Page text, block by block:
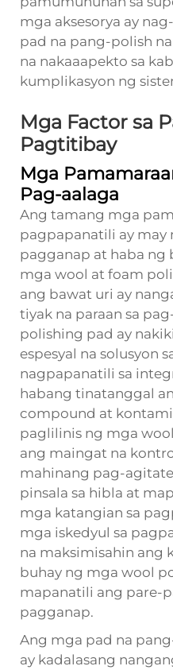
mga aksesorya ay
pad na pang-polish
na nakaaapekto sa
kumplikasyon ng
Mga Factor sa
Pagtitibay
Mga
Pag-aalaga
Ang tamang mga
pagpapanatili ay may
pagganap at haba ng
mga wool at foam
ang bawat uri ay
tiyak na paraan sa
polishing pad ay
espesyal na solusyon
nagpapanatili sa
habang tinatanggal
compound at
paglilinis ng mga
ang maingat na
mahinang pag-
pinsala sa hibla at
mga katangian sa
mga iskedyul sa
na maksimisahin ang
buhay ng mga wool
mapanatili ang pare-
pagganap.
Ang mga pad na
ay kadalasang